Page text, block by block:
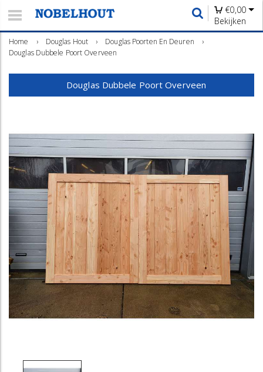
€0,00
Bekijken
Home › Douglas Hout › Douglas Poorten En Deuren
›
Douglas Dubbele Poort Overveen
Douglas Dubbele Poort Overveen